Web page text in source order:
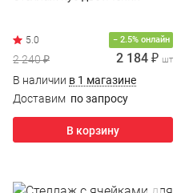
− 2.5% онлайн
2 240 ₽ 2 184 ₽ шт
В наличии в 1 магазине
Доставим по запросу
В корзину